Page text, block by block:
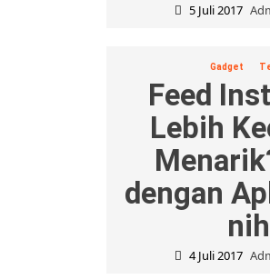
5 Juli 2017
Gadget
Feed
Lebih
dengan
4 Juli 2017